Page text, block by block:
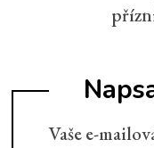
Vaše e-